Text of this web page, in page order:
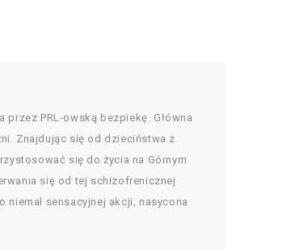
PRL-owską bezpiekę. Główna
Znajdując się od dzieciństwa z
się do życia na Górnym
się od tej schizofrenicznej
niemal sensacyjnej akcji, nasycona